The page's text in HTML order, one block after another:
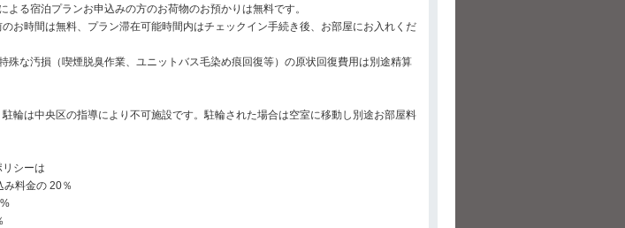
よる宿泊プランお申込みの方のお荷物のお預かりは無料です。
お時間は無料、プラン滞在可能時間内はチェックイン手続き後、お部屋にお入れくだ
殊な汚損（喫煙脱臭作業、ユニットバス毛染め痕回復等）の原状回復費用は別途精算
輪は中央区の指導により不可施設です。駐輪された場合は空室に移動し別途お部屋料
シーは
み料金の 20％